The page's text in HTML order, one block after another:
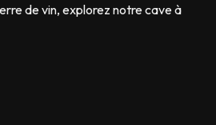
de vin, explorez notre cave à